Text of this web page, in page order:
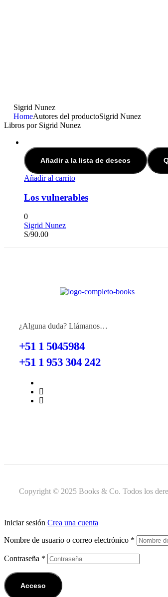
Sigrid Nunez
HomeAutores del productoSigrid Nunez
Libros por Sigrid Nunez
Añadir a la lista de deseos
Añadir al carrito
Los vulnerables
0
Sigrid Nunez
S/90.00
¿Alguna duda? Llámanos…
+51 1 5045984
+51 1 953 304 242
Copyright © 2025 Books & Co. Todos los
Iniciar sesión Crea una cuenta
Nombre de usuario o correo electrónico *
Contraseña *
Acceso